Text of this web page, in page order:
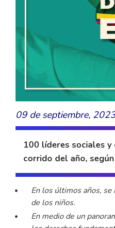
09 de septiembre,
100 líderes sociales
corrido del año,
En los últimos años,
de los niños.
En medio de un